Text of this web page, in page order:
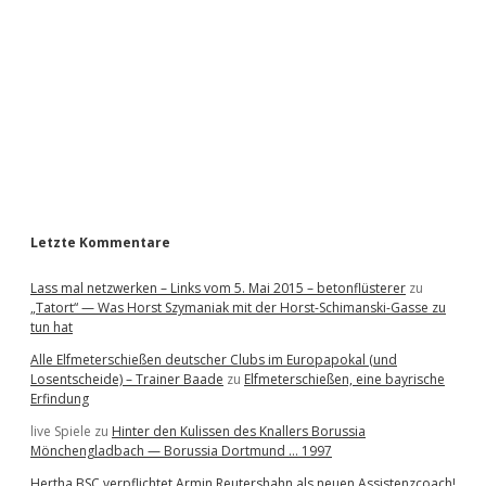
Letzte Kommentare
Lass mal netzwerken – Links vom 5. Mai 2015 – betonflüsterer zu
„Tatort“ — Was Horst Szymaniak mit der Horst-Schimanski-Gasse zu
tun hat
Alle Elfmeterschießen deutscher Clubs im Europapokal (und
Losentscheide) – Trainer Baade zu Elfmeterschießen, eine bayrische
Erfindung
live Spiele zu Hinter den Kulissen des Knallers Borussia
Mönchengladbach — Borussia Dortmund … 1997